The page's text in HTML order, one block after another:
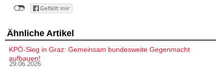
Ähnliche Artikel
KPÖ-Sieg in Graz: Gemeinsam bundesweite Gegenmacht
aufbauen!
29.06.2026